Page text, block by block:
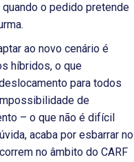
o pedido pretende
ao novo cenário é
híbridos, o que
para todos
de
– o que não é difícil
acaba por esbarrar no
no âmbito do CARF